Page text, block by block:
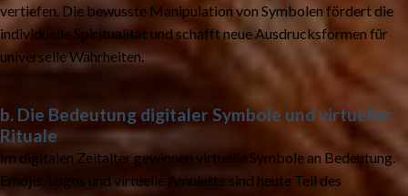
vertiefen. Die bewusste Manipulation von Symbolen fördert die
individuelle Spiritualität und schafft neue Ausdrucksformen für
universelle Wahrheiten.
b. Die Bedeutung digitaler Symbole und virtueller
Rituale
Im digitalen Zeitalter gewinnen virtuelle Symbole an Bedeutung.
Emojis, Logos und virtuelle Amulette sind heute Teil des